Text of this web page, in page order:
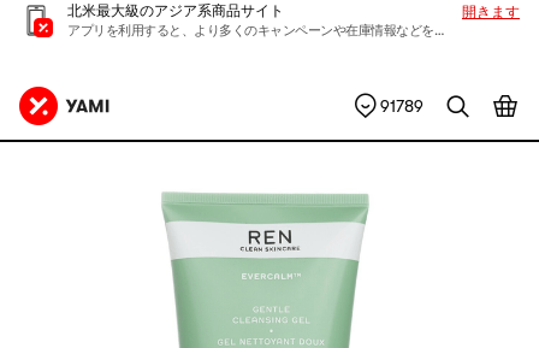
北米最大級のアジア系商品サイト
アプリを利用すると、より多くのキャンペーンや在庫情報などを入手できます
開きます
91789